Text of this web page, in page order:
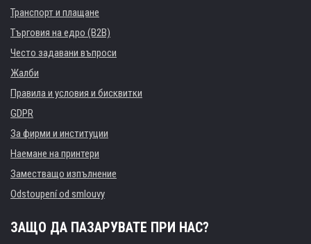
Транспорт и плащане
Търговия на едро (B2B)
Често задавани въпроси
Жалби
Правила и условия и бисквитки
GDPR
За фирми и институции
Наемане на принтери
Заместващо изпълнение
Odstoupení od smlouvy
ЗАЩО ДА ПАЗАРУВАТЕ ПРИ НАС?